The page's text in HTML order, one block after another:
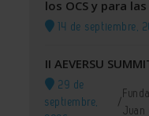
los OCS y para las
14 de septiembre,
II AEVERSU
29 de
septiembre,
/
Juan